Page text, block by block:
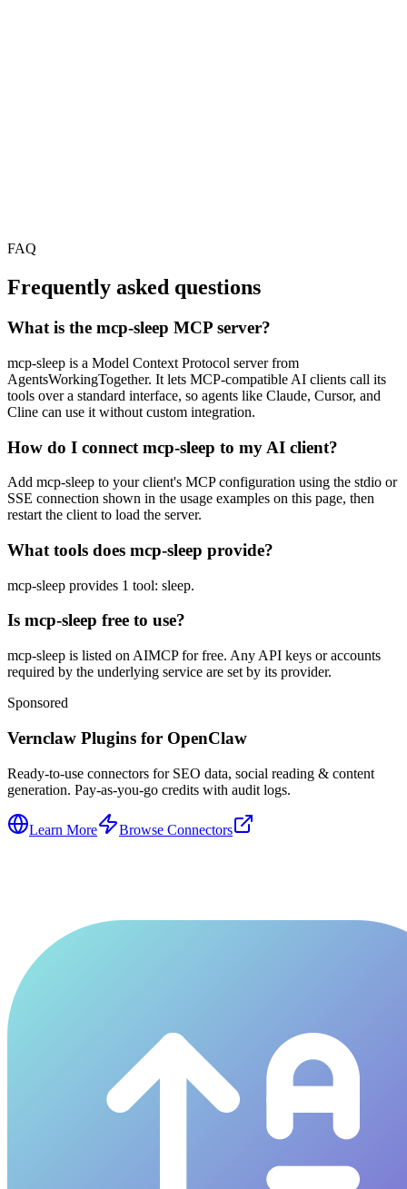
FAQ
Frequently asked questions
What is the mcp-sleep MCP server?
mcp-sleep is a Model Context Protocol server from
AgentsWorkingTogether. It lets MCP-compatible AI clients call its
tools over a standard interface, so agents like Claude, Cursor, and
Cline can use it without custom integration.
How do I connect mcp-sleep to my AI client?
Add mcp-sleep to your client's MCP configuration using the stdio or
SSE connection shown in the usage examples on this page, then
restart the client to load the server.
What tools does mcp-sleep provide?
mcp-sleep provides 1 tool: sleep.
Is mcp-sleep free to use?
mcp-sleep is listed on AIMCP for free. Any API keys or accounts
required by the underlying service are set by its provider.
Sponsored
Vernclaw Plugins for OpenClaw
Ready-to-use connectors for SEO data, social reading & content
generation. Pay-as-you-go credits with audit logs.
Learn More Browse Connectors